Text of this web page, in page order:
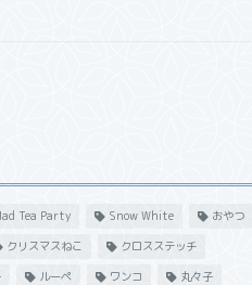
Tea Party Snow White
おやつ
クリスマスねこ
クロスステッチ
ルーペ ワンコ
丸々子